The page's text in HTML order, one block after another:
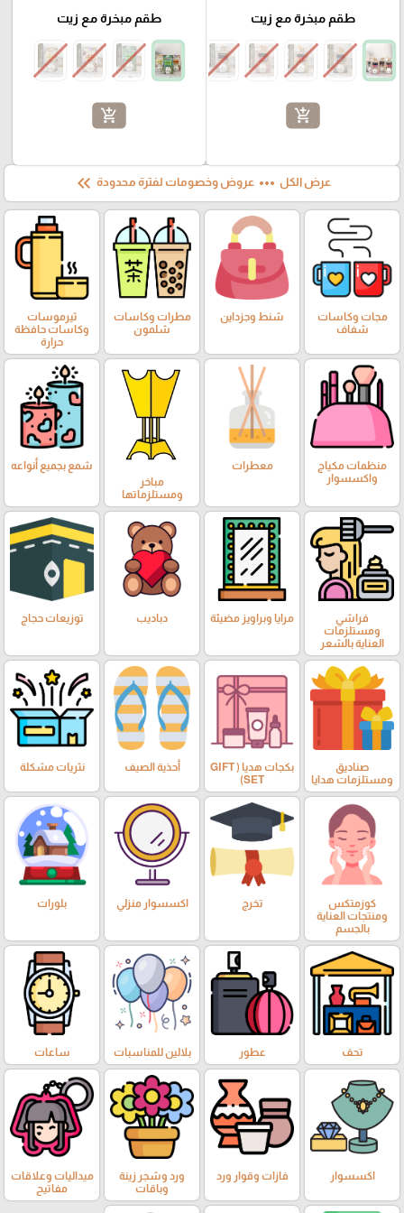
طقم مبخرة مع زيت
add_shopping_cart
طقم مبخرة مع زيت
add_shopping_cart
عرض الكل more_horiz عروض وخصومات لفترة محدودة keyboard_double_arrow_left
مجات وكاسات
شفاف
شنط وجزداين
مطرات وكاسات
شلمون
ثيرموسات
وكاسات حافظة
حرارة
منظمات مكياج
واكسسوار
معطرات
مباخر
ومستلزماتها
شمع بجميع أنواعه
فراشي
ومستلزمات
العناية بالشعر
مرايا وبراويز مضيئة دباديب توزيعات حجاج
صناديق
ومستلزمات هدايا
بكجات هديا ( GIFT
SET)
أحذية الصيف نثريات مشكلة
كوزمتكس
ومنتجات العناية
بالجسم
تخرج اكسسوار منزلي بلورات
تحف عطور بلالين للمناسبات ساعات
اكسسوار فازات وقوار ورد
ورد وشجر زينة
وباقات
ميداليات وعلاقات
مفاتيح